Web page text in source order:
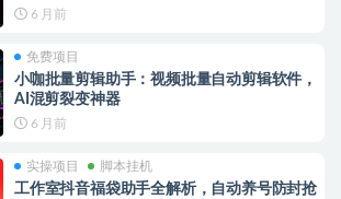
6 月前
免费项目
小咖批量剪辑助手：视频批量自动剪辑软件，
AI混剪裂变神器
6 月前
实操项目 脚本挂机
工作室抖音福袋助手全解析，自动养号防封抢